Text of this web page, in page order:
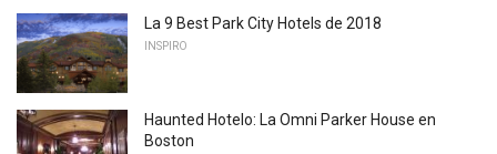
La 9 Best Park City Hotels de 2018
INSPIRO
Haunted Hotelo: La Omni Parker House en
Boston